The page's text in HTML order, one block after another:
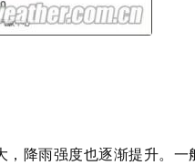
，降雨强度也逐渐提升。一